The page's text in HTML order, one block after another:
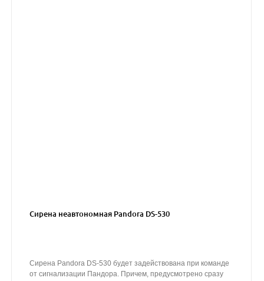
Сирена неавтономная Pandora DS-530
Сирена Pandora DS-530 будет задействована при команде
от сигнализации Пандора. Причем, предусмотрено сразу